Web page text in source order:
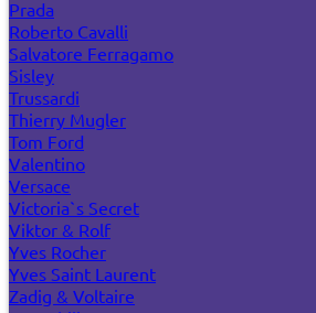
Prada
Roberto Cavalli
Salvatore Ferragamo
Sisley
Trussardi
Thierry Mugler
Tom Ford
Valentino
Versace
Victoria`s Secret
Viktor & Rolf
Yves Rocher
Yves Saint Laurent
Zadig & Voltaire